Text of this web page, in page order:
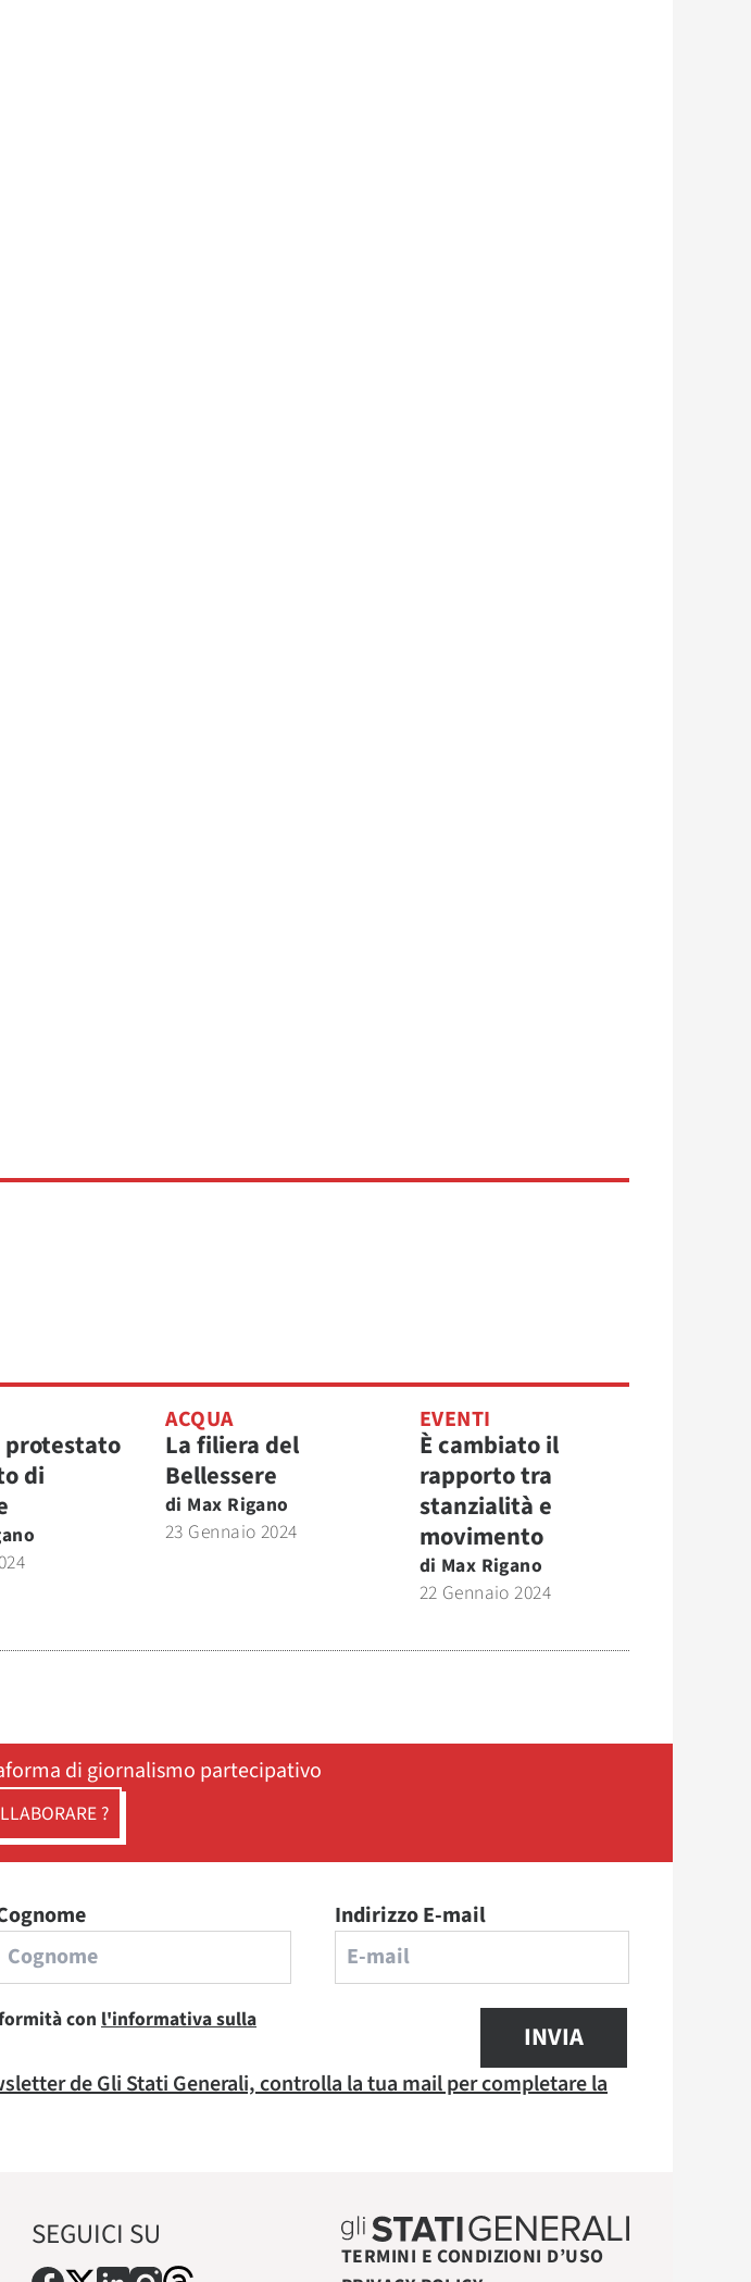
protestato
di
ACQUA
La filiera del
Bellessere
di Max Rigano
23 Gennaio 2024
EVENTI
È cambiato il
rapporto tra
stanzialità e
movimento
di Max Rigano
22 Gennaio 2024
di giornalismo partecipativo
?
Indirizzo E-mail
con l'informativa sulla
INVIA
de Gli Stati Generali, controlla la tua mail per completare la
SEGUICI SU
TERMINI E CONDIZIONI D’USO